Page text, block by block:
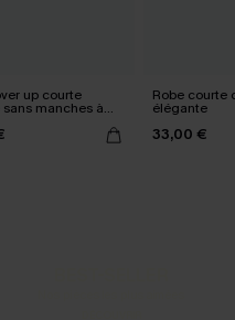
up courte
manches à
Robe courte
élégante
33,00 €